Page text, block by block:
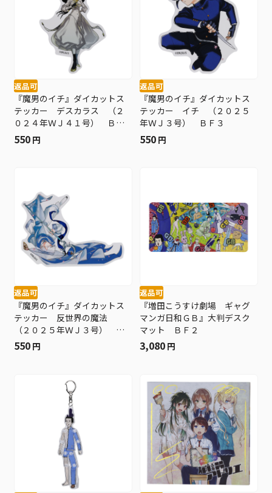
返品可
『魔男のイチ』ダイカットス
テッカー デスカラス （２
０２４年ＷＪ４１号） ＢＦ
３
550 円
返品可
『魔男のイチ』ダイカットス
テッカー イチ （２０２５
年ＷＪ３号） ＢＦ３
550 円
返品可
『魔男のイチ』ダイカットス
テッカー 反世界の魔法
（２０２５年ＷＪ３号） Ｂ
Ｆ３
550 円
返品可
『増田こうすけ劇場 ギャグ
マンガ日和ＧＢ』大判デスク
マット ＢＦ２
3,080 円